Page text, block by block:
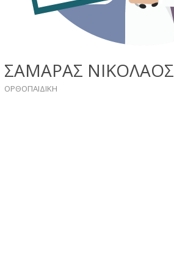
ΣΑΜΑΡΑΣ ΝΙΚΟΛΑΟΣ
ΟΡΘΟΠΑΙΔΙΚΗ